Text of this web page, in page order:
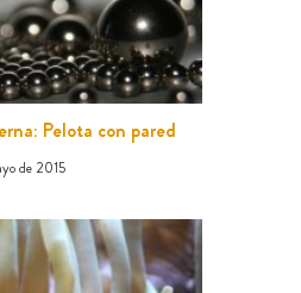
Pelota con pared
de 2015